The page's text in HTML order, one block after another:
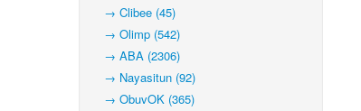
→ Clibee (45)
→ Olimp (542)
→ ABA (2306)
→ Nayasitun (92)
→ ObuvOK (365)